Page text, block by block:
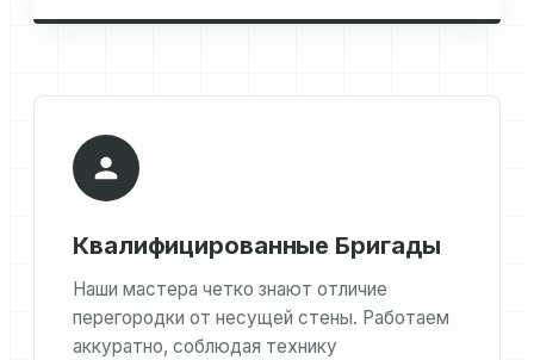
Квалифицированные Бригады
Наши мастера четко знают отличие
перегородки от несущей стены. Работаем
аккуратно, соблюдая технику